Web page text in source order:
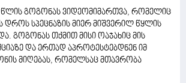
წლის გოგონას ვიდეომიმართვა, რომელიც
დროს სპეცნაზის მიერ მიშვერილ წყლის
გოგონას თქმით მისი ოაჯახიც მის
და ერთად აპროტესტებდნენ იმ
მიღებას, რომელსაც მთავრობა